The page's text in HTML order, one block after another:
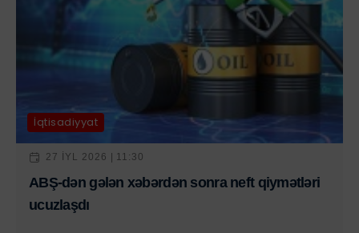
İqtisadiyyat
27 IYL 2026 | 11:30
ABŞ-dən gələn xəbərdən sonra neft qiymətləri
ucuzlaşdı